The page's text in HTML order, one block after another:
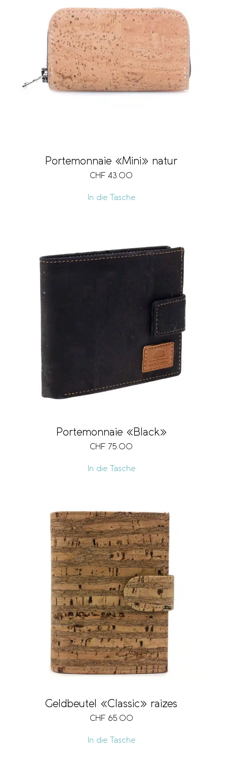
Portemonnaie «Mini» natur
CHF 43.00
In die Tasche
Portemonnaie «Black»
CHF 75.00
In die Tasche
Geldbeutel «Classic» raizes
CHF 65.00
In die Tasche